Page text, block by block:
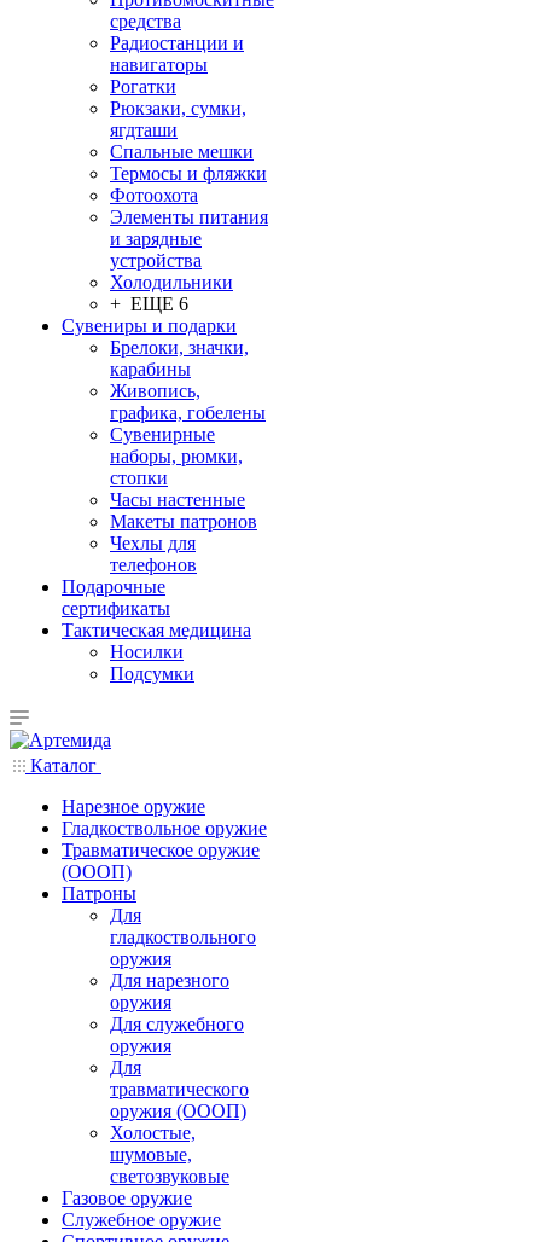
средства
Радиостанции и
навигаторы
Рогатки
Рюкзаки, сумки,
ягдташи
Спальные мешки
Термосы и фляжки
Фотоохота
Элементы питания
и зарядные
устройства
Холодильники
+ ЕЩЕ 6
Сувениры и подарки
Брелоки, значки,
карабины
Живопись,
графика, гобелены
Сувенирные
наборы, рюмки,
стопки
Часы настенные
Макеты патронов
Чехлы для
телефонов
Подарочные
сертификаты
Тактическая медицина
Носилки
Подсумки
Каталог
Нарезное оружие
Гладкоствольное оружие
Травматическое оружие
(ОООП)
Патроны
Для
гладкоствольного
оружия
Для нарезного
оружия
Для служебного
оружия
Для
травматического
оружия (ОООП)
Холостые,
шумовые,
светозвуковые
Газовое оружие
Служебное оружие